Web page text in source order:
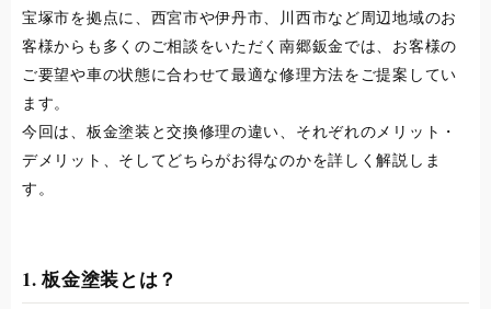
宝塚市を拠点に、西宮市や伊丹市、川西市など周辺地域のお
客様からも多くのご相談をいただく南郷鈑金では、お客様の
ご要望や車の状態に合わせて最適な修理方法をご提案してい
ます。
今回は、板金塗装と交換修理の違い、それぞれのメリット・
デメリット、そしてどちらがお得なのかを詳しく解説しま
す。
1. 板金塗装とは？